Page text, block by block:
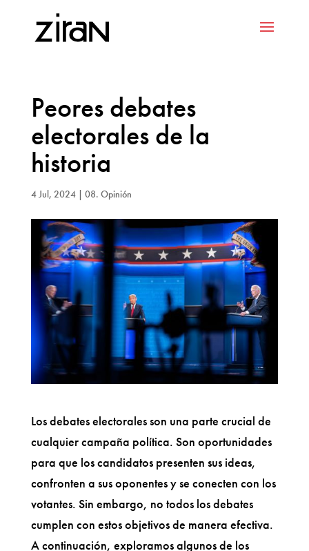
Peores debates
electorales de la
historia
4 Jul, 2024| 08. Opinión
Los debates electorales son una parte crucial de
cualquier campaña política. Son oportunidades
para que los candidatos presenten sus ideas,
confronten a sus oponentes y se conecten con los
votantes. Sin embargo, no todos los debates
cumplen con estos objetivos de manera efectiva.
A continuación, exploramos algunos de los